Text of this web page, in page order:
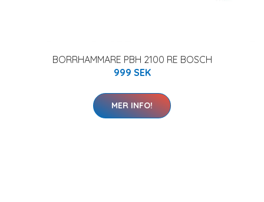
BORRHAMMARE PBH 2100 RE BOSCH
999 SEK
MER INFO!